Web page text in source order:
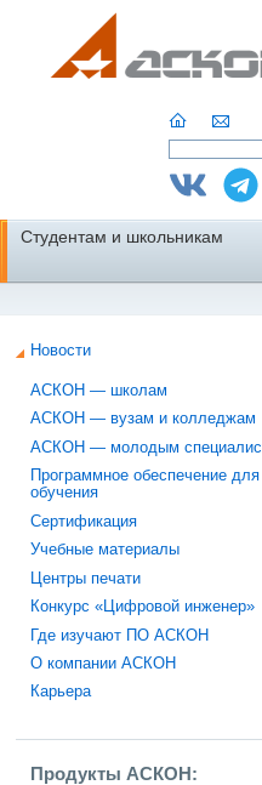
Студентам и школьникам
Новости
АСКОН — школам
АСКОН — вузам и колледжам
АСКОН — молодым
Программное обеспечение для
обучения
Сертификация
Учебные материалы
Центры печати
Конкурс «Цифровой инженер»
Где изучают ПО АСКОН
О компании АСКОН
Карьера
Продукты АСКОН: